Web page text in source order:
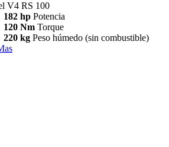
V4 RS 100
182 hp Potencia
120 Nm Torque
220 kg Peso húmedo (sin combustible)